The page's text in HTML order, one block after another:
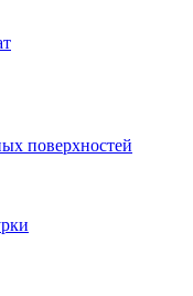
поверхностей